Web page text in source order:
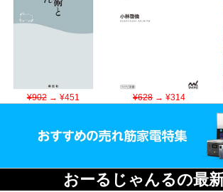
¥902→ ¥451 ¥628→ ¥314
おーるじゃんるの最